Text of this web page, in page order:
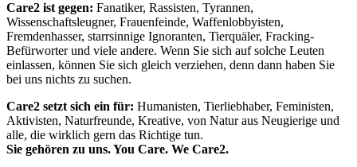
Care2 ist gegen: Fanatiker, Rassisten, Tyrannen,
Wissenschaftsleugner, Frauenfeinde, Waffenlobbyisten,
Fremdenhasser, starrsinnige Ignoranten, Tierquäler, Fracking-
Befürworter und viele andere. Wenn Sie sich auf solche Leuten
einlassen, können Sie sich gleich verziehen, denn dann haben Sie
bei uns nichts zu suchen.
Care2 setzt sich ein für: Humanisten, Tierliebhaber, Feministen,
Aktivisten, Naturfreunde, Kreative, von Natur aus Neugierige und
alle, die wirklich gern das Richtige tun.
Sie gehören zu uns. You Care. We Care2.